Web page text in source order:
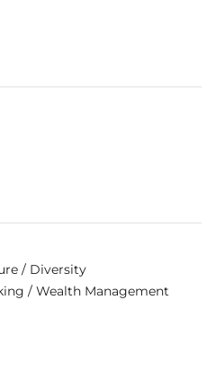
/ Diversity
/ Wealth Management